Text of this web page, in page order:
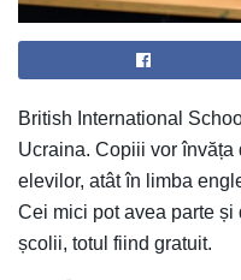
British International
Ucraina. Copiii vor învăța
elevilor, atât în limba
Cei mici pot avea parte
școlii, totul fiind gratuit.